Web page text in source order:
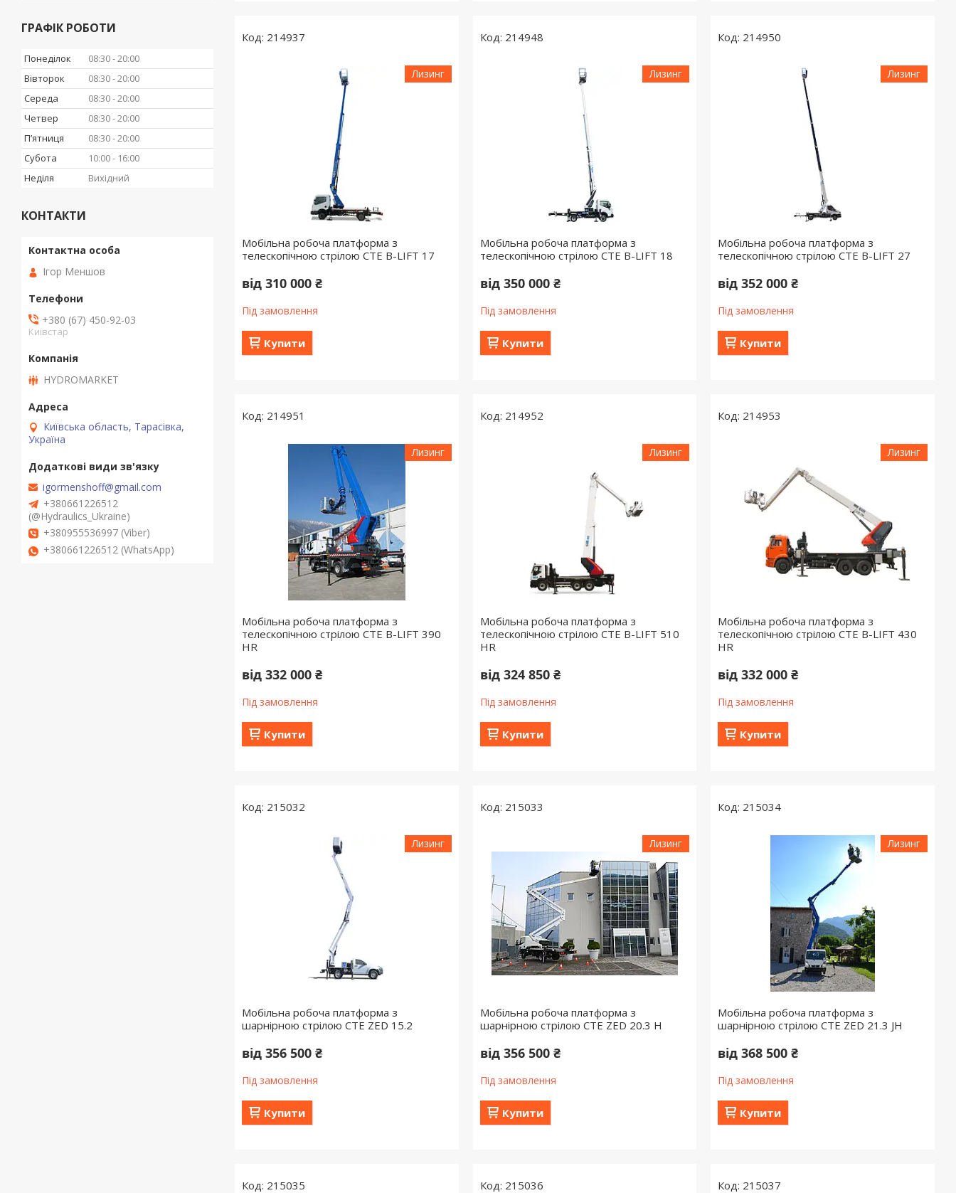
214937
Лизинг
Мобільна робоча платформа з
телескопічною стрілою СТЕ B-LIFT 17
від 310 000 ₴
Під замовлення
Купити
214948
Лизинг
Мобільна робоча платформа з
телескопічною стрілою СТЕ B-LIFT 18
від 350 000 ₴
Під замовлення
Купити
214950
Лизинг
Мобільна робоча платформа з
телескопічною стрілою СТЕ B-LIFT 27
від 352 000 ₴
Під замовлення
Купити
214951
Лизинг
Мобільна робоча платформа з
телескопічною стрілою СТЕ B-LIFT 390
HR
від 332 000 ₴
Під замовлення
Купити
214952
Лизинг
Мобільна робоча платформа з
телескопічною стрілою СТЕ B-LIFT 510
HR
від 324 850 ₴
Під замовлення
Купити
214953
Лизинг
Мобільна робоча платформа з
телескопічною стрілою СТЕ B-LIFT 430
HR
від 332 000 ₴
Під замовлення
Купити
215032
Лизинг
Мобільна робоча платформа з
шарнірною стрілою СТЕ ZED 15.2
від 356 500 ₴
Під замовлення
Купити
215033
Лизинг
Мобільна робоча платформа з
шарнірною стрілою СТЕ ZED 20.3 H
від 356 500 ₴
Під замовлення
Купити
215034
Лизинг
Мобільна робоча платформа з
шарнірною стрілою СТЕ ZED 21.3 JH
від 368 500 ₴
Під замовлення
Купити
215035 215036 215037
ГРАФІК РОБОТИ
Понеділок 08:30 20:00
Вівторок
08:30 20:00
Середа
08:30 20:00
Четвер
08:30 20:00
Пʼятниця
08:30 20:00
Субота
10:00
16:00
Неділя
Вихідний
КОНТАКТИ
Ігор Меншов
+380 (67) 450-92-03
Київстар
HYDROMARKET
Київська область, Тарасівка,
Україна
igormenshoff@gmail.com
+380661226512
(@Hydraulics_Ukraine)
+380955536997 (Viber)
+380661226512 (WhatsApp)